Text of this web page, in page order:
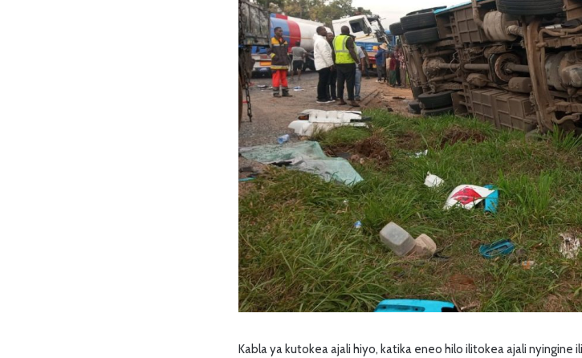
Kabla ya kutokea ajali hiyo, katika eneo hilo ilitokea ajali